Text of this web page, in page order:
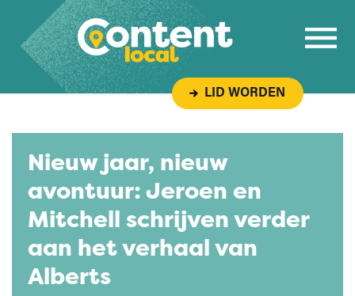
Overslaan naar inhoud
LID WORDEN
Nieuw jaar, nieuw
avontuur: Jeroen en
Mitchell schrijven verder
aan het verhaal van
Alberts